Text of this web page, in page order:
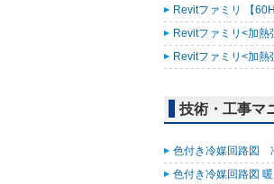
Revitファミリ 【
Revitファミリ<加
Revitファミリ<加
技術・工事マ
色付き冷媒回路図
色付き冷媒回路図